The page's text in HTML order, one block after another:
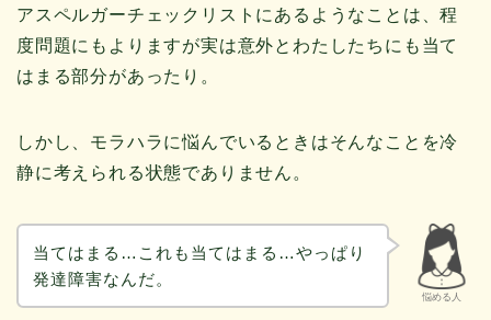
アスペルガーチェックリストにあるようなことは、程
度問題にもよりますが実は意外とわたしたちにも当て
はまる部分があったり。
しかし、モラハラに悩んでいるときはそんなことを冷
静に考えられる状態でありません。
悩める人
当てはまる…これも当てはまる…やっぱり
発達障害なんだ。